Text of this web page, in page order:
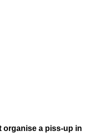
organise a piss-up in